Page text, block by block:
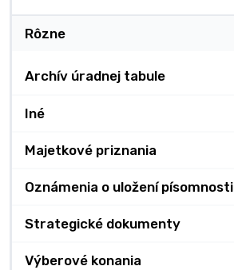
Rôzne
Archív úradnej tabule
Iné
Majetkové priznania
Oznámenia o uložení písomnosti
Strategické dokumenty
Výberové konania